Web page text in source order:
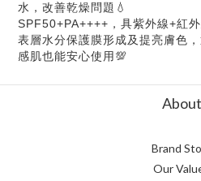
水，改善乾燥問題💧
SPF50+PA++++，具紫外線+紅
表層水分保護膜形成及提亮膚色
感肌也能安心使用💯
About
Brand
Our